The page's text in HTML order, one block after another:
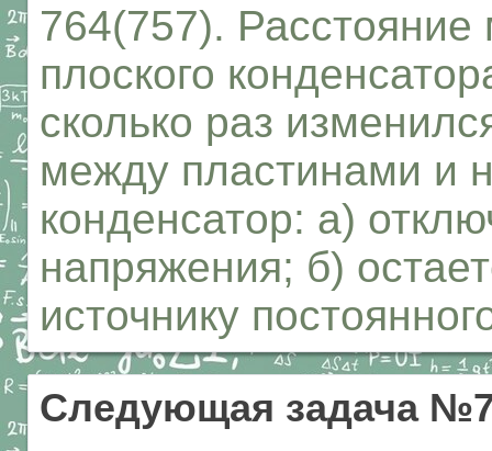
764(757).
плоского
сколько раз
между пластинами и
конденсатор: а)
напряжения; б)
источнику
Следующая задача